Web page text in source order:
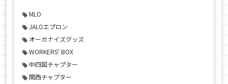
MLO
JALOエプロン
オーガナイズグッズ
WORKERS' BOX
中四国チャプター
関西チャプター